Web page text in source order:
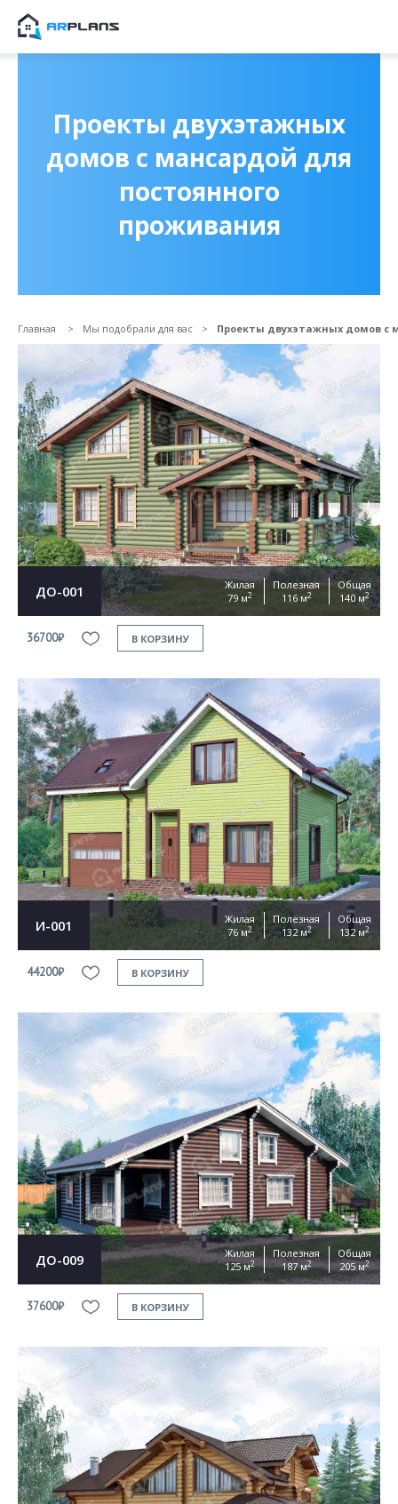
Проекты двухэтажных
домов с мансардой для
постоянного
проживания
Главная Мы подобрали для вас Проекты двухэтажных домов с
ДО-001
Жилая
79 м2
Полезная
116 м2
Общая
140 м2
36700₽ В КОРЗИНУ
И-001
Жилая
76 м2
Полезная
132 м2
Общая
132 м2
44200₽ В КОРЗИНУ
ДО-009
Жилая
125 м2
Полезная
187 м2
Общая
205 м2
37600₽ В КОРЗИНУ
Прикрепить файл
Согласен на обработку персональных данных
This site is protected by reCAPTCHA and the GooglePrivacy PolicyandTerms of Service
ОТПРАВИТЬ